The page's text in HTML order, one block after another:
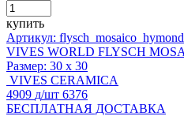
купить
Артикул:
VIVES WORLD FLYSCH
Размер: 30 x 30
VIVES CERAMICA
4909 д/шт 6376
БЕСПЛАТНАЯ ДОСТАВКА